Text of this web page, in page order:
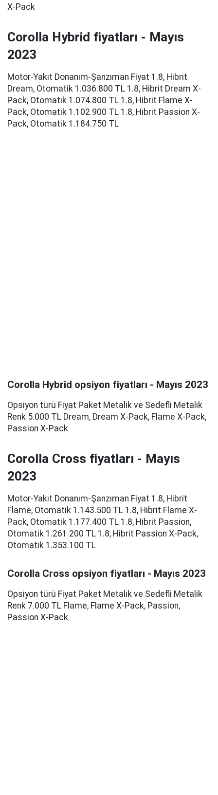
X-Pack
Corolla Hybrid fiyatları - Mayıs
2023
Motor-Yakıt Donanım-Şanzıman Fiyat 1.8, Hibrit
Dream, Otomatik 1.036.800 TL 1.8, Hibrit Dream X-
Pack, Otomatik 1.074.800 TL 1.8, Hibrit Flame X-
Pack, Otomatik 1.102.900 TL 1.8, Hibrit Passion X-
Pack, Otomatik 1.184.750 TL
Corolla Hybrid opsiyon fiyatları - Mayıs 2023
Opsiyon türü Fiyat Paket Metalik ve Sedefli Metalik
Renk 5.000 TL Dream, Dream X-Pack, Flame X-Pack,
Passion X-Pack
Corolla Cross fiyatları - Mayıs
2023
Motor-Yakıt Donanım-Şanzıman Fiyat 1.8, Hibrit
Flame, Otomatik 1.143.500 TL 1.8, Hibrit Flame X-
Pack, Otomatik 1.177.400 TL 1.8, Hibrit Passion,
Otomatik 1.261.200 TL 1.8, Hibrit Passion X-Pack,
Otomatik 1.353.100 TL
Corolla Cross opsiyon fiyatları - Mayıs 2023
Opsiyon türü Fiyat Paket Metalik ve Sedefli Metalik
Renk 7.000 TL Flame, Flame X-Pack, Passion,
Passion X-Pack